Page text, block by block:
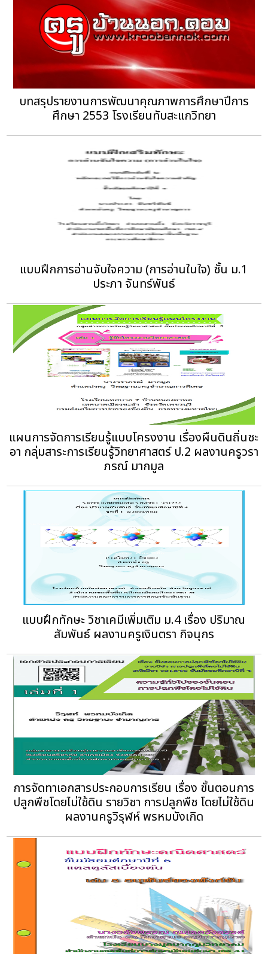
บทสรุปรายงานการพัฒนาคุณภาพการศึกษาปีการ
ศึกษา 2553 โรงเรียนทับสะแกวิทยา
แบบฝึกการอ่านจับใจความ (การอ่านในใจ) ชั้น ม.1
ประภา จันทร์พันธ์
แผนการจัดการเรียนรู้แบบโครงงาน เรื่องผืนดินถิ่นชะ
อา กลุ่มสาระการเรียนรู้วิทยาศาสตร์ ป.2 ผลงานครูวรา
ภรณ์ มากมูล
แบบฝึกทักษะ วิชาเคมีเพิ่มเติม ม.4 เรื่อง ปริมาณ
สัมพันธ์ ผลงานครูเงินตรา กิจนุกร
การจัดทาเอกสารประกอบการเรียน เรื่อง ขั้นตอนการ
ปลูกพืชโดยไม่ใช้ดิน รายวิชา การปลูกพืช โดยไม่ใช้ดิน
ผลงานครูวิรุฬห์ พรหมบังเกิด